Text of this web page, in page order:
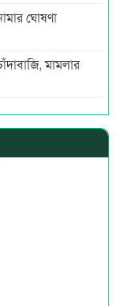
ঘোষণা
মামলার